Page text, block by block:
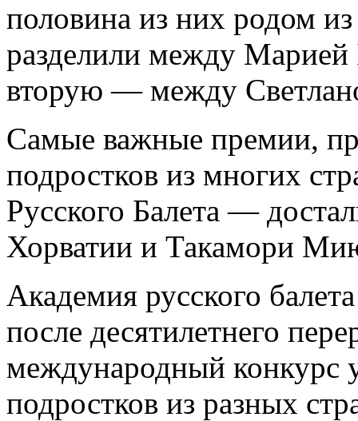
половина из них родом
разделили между
вторую — между
Самые важные премии,
подростков из многих
Русского Балета —
Хорватии и Такамори
Академия русского
после десятилетнего
международный конкурс
подростков из разных